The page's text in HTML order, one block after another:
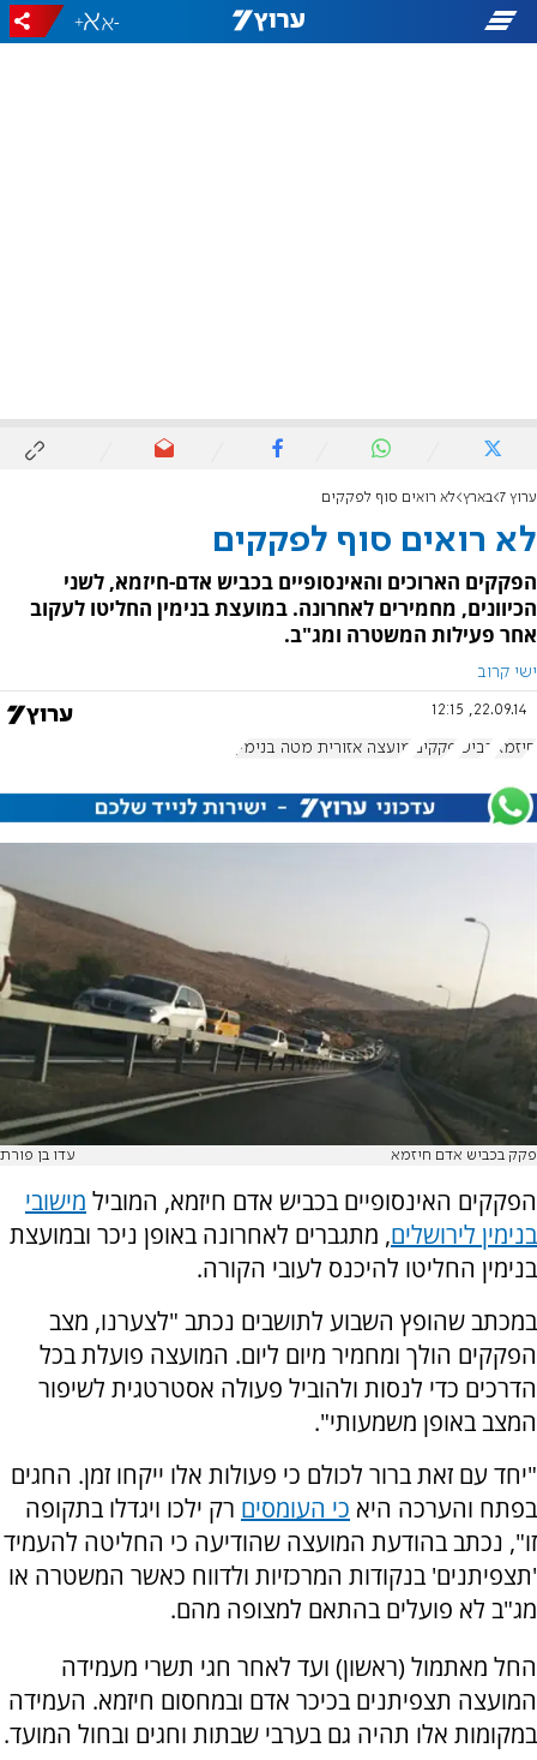
-
+
ערוץ 7 בארץ לא רואים סוף לפקקים
לא רואים סוף לפקקים
הפקקים הארוכים והאינסופיים בכביש אדם-חיזמא, לשני
הכיוונים, מחמירים לאחרונה. במועצת בנימין החליטו לעקוב
אחר פעילות המשטרה ומג"ב.
ישי קרוב
22.09.14, 12:15
חיזמא כביש פקקים מועצה אזורית מטה בנימין
פקק בכביש אדם חיזמא עדו בן פורת
הפקקים האינסופיים בכביש אדם חיזמא, המוביל מישובי
בנימין לירושלים, מתגברים לאחרונה באופן ניכר ובמועצת
בנימין החליטו להיכנס לעובי הקורה.
במכתב שהופץ השבוע לתושבים נכתב "לצערנו, מצב
הפקקים הולך ומחמיר מיום ליום. המועצה פועלת בכל
הדרכים כדי לנסות ולהוביל פעולה אסטרטגית לשיפור
המצב באופן משמעותי".
"יחד עם זאת ברור לכולם כי פעולות אלו ייקחו זמן. החגים
בפתח והערכה היא כי העומסים רק ילכו ויגדלו בתקופה
זו", נכתב בהודעת המועצה שהודיעה כי החליטה להעמיד
'תצפיתנים' בנקודות המרכזיות ולדווח כאשר המשטרה או
מג"ב לא פועלים בהתאם למצופה מהם.
החל מאתמול (ראשון) ועד לאחר חגי תשרי מעמידה
המועצה תצפיתנים בכיכר אדם ובמחסום חיזמא. העמידה
במקומות אלו תהיה גם בערבי שבתות וחגים ובחול המועד.